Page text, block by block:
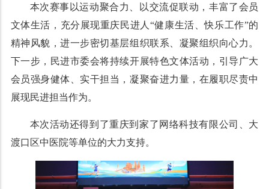
本次赛事以运动聚合力、以交流促联动，丰富了会员
文体生活，充分展现重庆民进人“健康生活、快乐工作”的
精神风貌，进一步密切基层组织联系、凝聚组织向心力。
下一步，民进市委会将持续开展特色文体活动，引导广大
会员强身健体、实干担当，凝聚奋进力量，在履职尽责中
展现民进担当作为。
本次活动还得到了重庆到家了网络科技有限公司、大
渡口区中医院等单位的大力支持。